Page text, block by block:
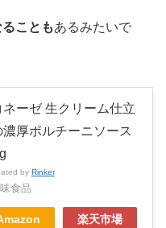
こともあるみたいで
ネーゼ 生クリーム仕立
濃厚ポルチーニソース
by Rinker
食品
楽天市場